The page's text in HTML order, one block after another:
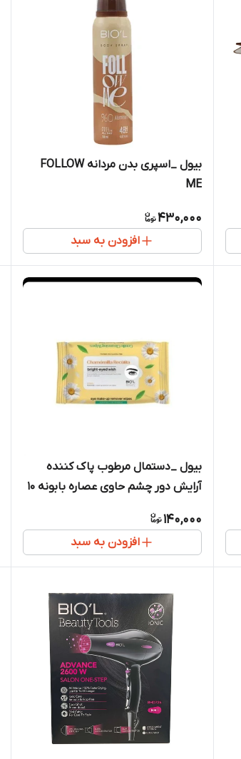
بیول _اسپری بدن مردانه FOLLOW
ME
430,000
افزودن به سبد
بیول _دستمال مرطوب پاک کننده
آرایش دور چشم حاوی عصاره بابونه 10
140,000
افزودن به سبد